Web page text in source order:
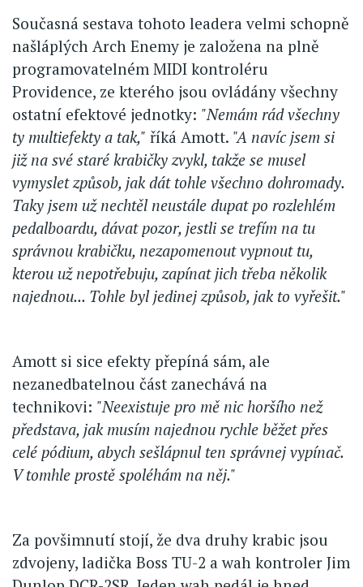
Současná sestava tohoto leadera velmi schopně
našláplých Arch Enemy je založena na plně
programovatelném MIDI kontroléru
Providence, ze kterého jsou ovládány všechny
ostatní efektové jednotky: "Nemám rád všechny
ty multiefekty a tak," říká Amott. "A navíc jsem si
již na své staré krabičky zvykl, takže se musel
vymyslet způsob, jak dát tohle všechno dohromady.
Taky jsem už nechtěl neustále dupat po rozlehlém
pedalboardu, dávat pozor, jestli se trefím na tu
správnou krabičku, nezapomenout vypnout tu,
kterou už nepotřebuju, zapínat jich třeba několik
najednou... Tohle byl jedinej způsob, jak to vyřešit."
Amott si sice efekty přepíná sám, ale
nezanedbatelnou část zanechává na
technikovi: "Neexistuje pro mě nic horšího než
představa, jak musím najednou rychle běžet přes
celé pódium, abych sešlápnul ten správnej vypínač.
V tomhle prostě spoléhám na něj."
Za povšimnutí stojí, že dva druhy krabic jsou
zdvojeny, ladička Boss TU-2 a wah kontroler Jim